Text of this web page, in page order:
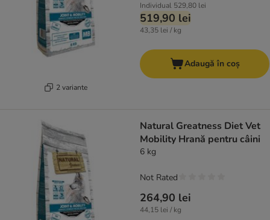
2 variante
Individual 529,80 lei
519,90 lei
43,35 lei / kg
Adaugă în coș
Natural Greatness Diet Vet
Mobility Hrană pentru câini
6 kg
264,90 lei
44,15 lei / kg
Not Rated